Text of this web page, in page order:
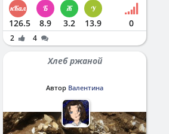
126.5 8.9 3.2 13.9 0
2 4
Хлеб ржаной
Автор Валентина